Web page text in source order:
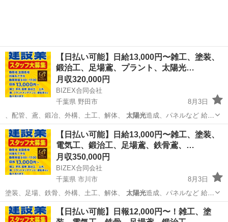
【日払い可能】日給13,000円〜雑工、塗装、
鍛治工、足場鳶、プラント、太陽光…
月収320,000円
BIZEX合同会社
千葉県 野田市
8月3日
、配管、鳶、鍛冶、外構、土工、解体、 太陽光造成、パネルなど 給
料、未経験者13…
千葉 野田市 その他 太陽光
【日払い可能】日給13,000円〜雑工、塗装、
電気工、鍛治工、足場鳶、鉄骨鳶、…
月収350,000円
BIZEX合同会社
千葉県 市川市
8月3日
塗装、足場、鉄骨、外構、土工、解体、 太陽光造成、パネルなど 給
料、未経験者13…
千葉 市川市 その他 鉄骨鳶
【日払い可能】日報12,000円〜！雑工、塗